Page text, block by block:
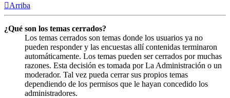
Arriba
¿Qué son los temas cerrados?
Los temas cerrados son temas donde los usuarios ya no
pueden responder y las encuestas allí contenidas terminaron
automáticamente. Los temas pueden ser cerrados por muchas
razones. Esta decisión es tomada por La Administración o un
moderador. Tal vez pueda cerrar sus propios temas
dependiendo de los permisos que le hayan concedido los
administradores.